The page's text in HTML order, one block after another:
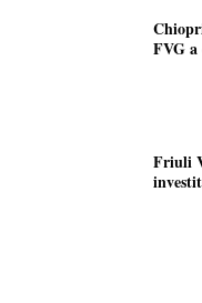
FVG
Friuli